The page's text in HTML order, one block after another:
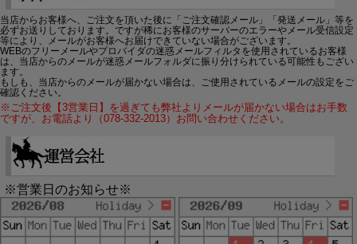
当店からお客様へ、ご注文を頂いた後に「ご注文確認メール」「発送メール」等を
必ずお送りしております。ですが稀にお客様のサーバーのエラーやメール受信設定
等により、メールがお客様へお届けできていない場合がございます。
WEBのフリーメールやプロバイダの迷惑メールフィルタを使用されているお客様
は、当店からのメールが迷惑メールフォルダに振り分けられている可能性もござい
ます。
もしも、当店からのメールが届かない場合は、ご使用されているメールの設定をご
確認ください。
※ご注文後【3営業日】を過ぎても弊社よりメールが届かない場合はお手数
ですが、お電話より（078-332-2013）お問い合わせください。
※営業日のお知らせ※